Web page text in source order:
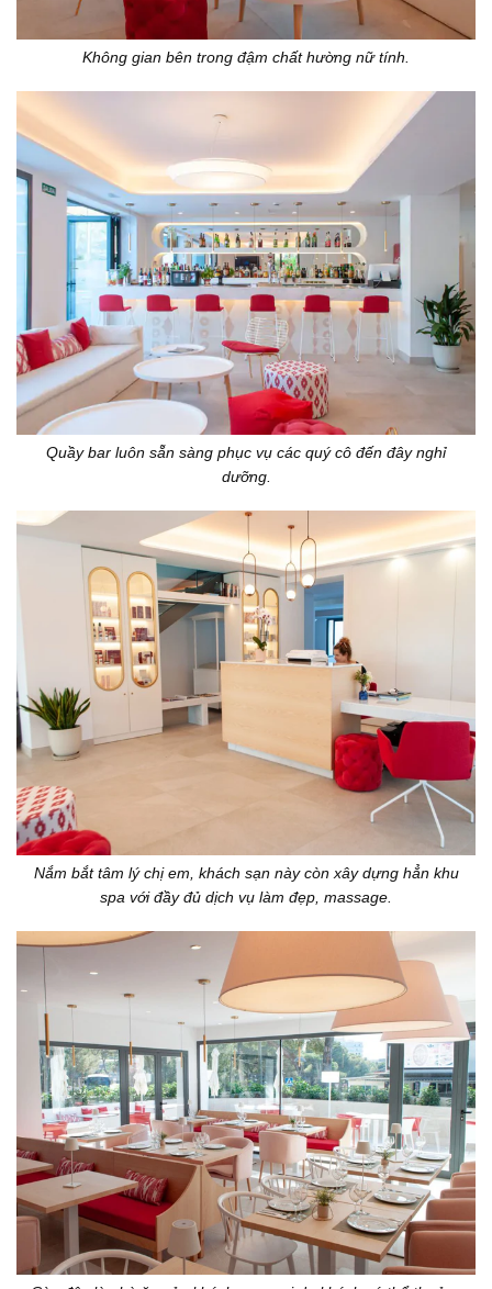
Không gian bên trong đậm chất hường nữ tính.
Quầy bar luôn sẵn sàng phục vụ các quý cô đến đây nghỉ
dưỡng.
Nắm bắt tâm lý chị em, khách sạn này còn xây dựng hẳn khu
spa với đầy đủ dịch vụ làm đẹp, massage.